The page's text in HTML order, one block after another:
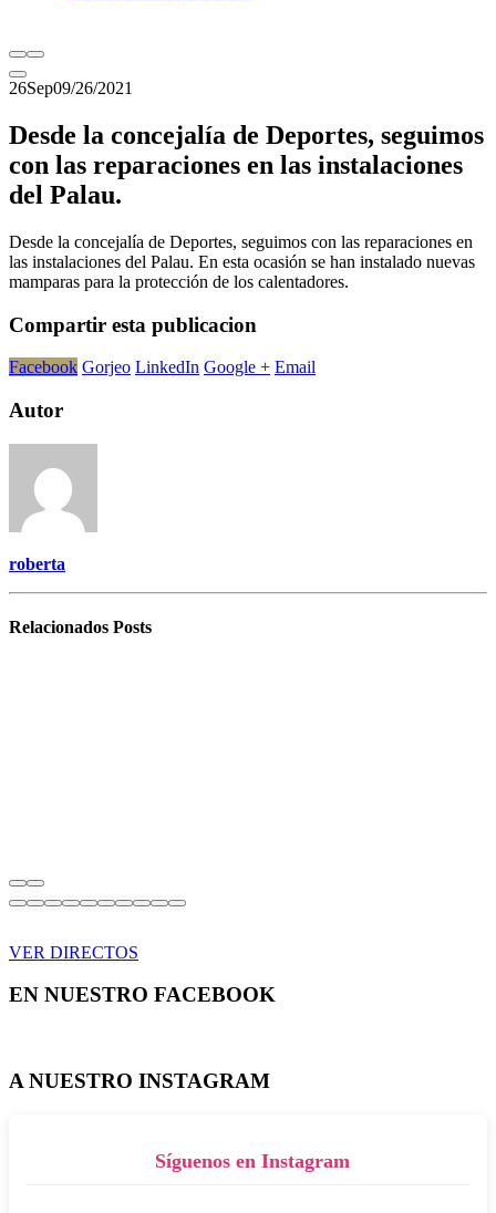
26Sep09/26/2021
Desde la concejalía de Deportes, seguimos
con las reparaciones en las instalaciones
del Palau.
Desde la concejalía de Deportes, seguimos con las reparaciones en
las instalaciones del Palau. En esta ocasión se han instalado nuevas
mamparas para la protección de los calentadores.
Compartir esta publicacion
Facebook Gorjeo LinkedIn Google + Email
Autor
roberta
Relacionados Posts
VER DIRECTOS
EN NUESTRO FACEBOOK
A NUESTRO INSTAGRAM
Síguenos en Instagram